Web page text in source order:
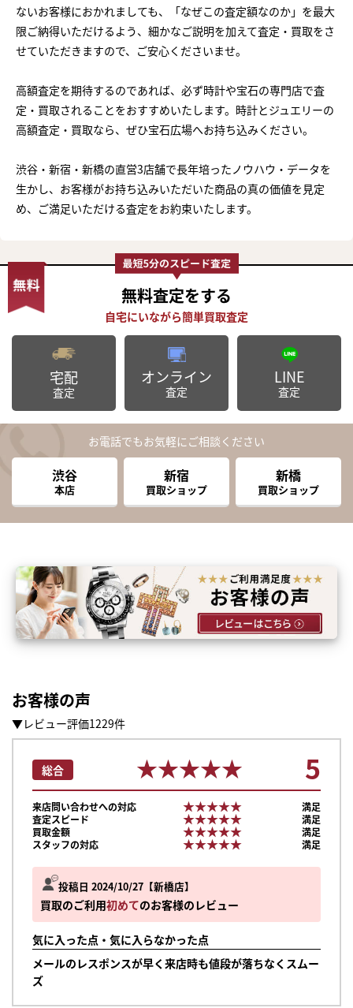
ないお客様におかれましても、「なぜこの査定額なのか」を最大
限ご納得いただけるよう、細かなご説明を加えて査定・買取をさ
せていただきますので、ご安心くださいませ。
高額査定を期待するのであれば、必ず時計や宝石の専門店で査
定・買取されることをおすすめいたします。時計とジュエリーの
高額査定・買取なら、ぜひ宝石広場へお持ち込みください。
渋谷・新宿・新橋の直営3店舗で長年培ったノウハウ・データを
生かし、お客様がお持ち込みいただいた商品の真の価値を見定
め、ご満足いただける査定をお約束いたします。
無料査定をする
宅配
査定
オンライン
査定
LINE
査定
お電話でもお気軽にご相談ください
渋谷
本店
新宿
買取ショップ
新橋
買取ショップ
お客様の声
▼レビュー評価1229件
投稿日 2024/10/27 新橋店
買取のご利用初めてのお客様のレビュー
気に入った点・気に入らなかった点
メールのレスポンスが早く来店時も値段が落ちなくスムー
ズ
総合 ★★★★★
★★★★★ 5
来店問い合わせへの対応 ★★★★★
★★★★★
満足
査定スピード
★★★★★
★★★★★
満足
買取金額
★★★★★
★★★★★
満足
スタッフの対応
★★★★★
★★★★★ 満足
まずは